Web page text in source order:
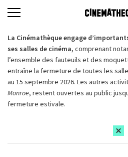
La Cinémathèque engage
ses salles de cinéma, comprenant
l’ensemble des fauteuils et des
entraîne la fermeture de toutes les
au 15 septembre 2026. Les autres
Monroe, restent ouvertes au public
fermeture estivale.